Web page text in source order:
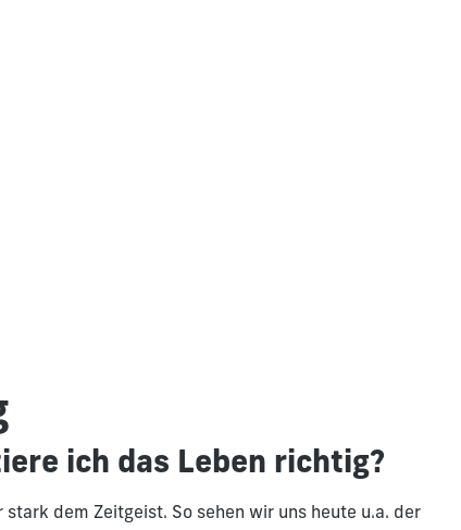
ich das Leben richtig?
dem Zeitgeist. So sehen wir uns heute u.a. der